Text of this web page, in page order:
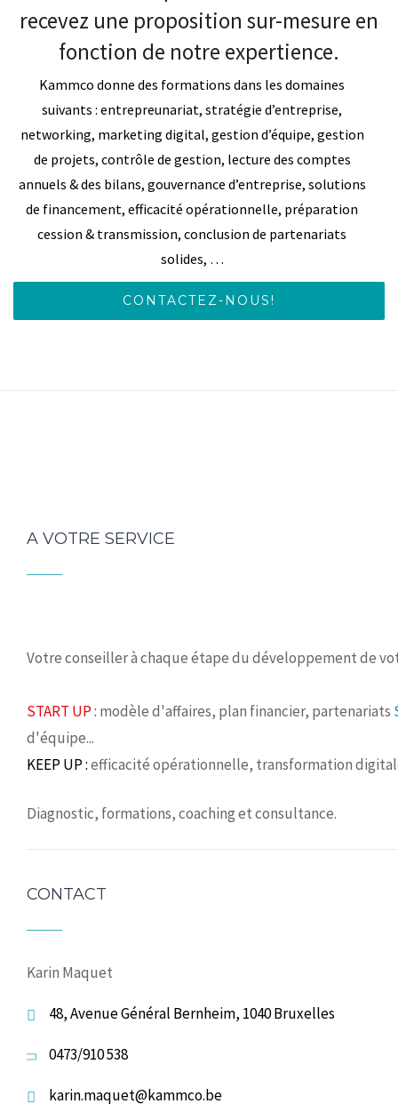
recevez une proposition sur-mesure en
fonction de notre expertience.
Kammco donne des formations dans les domaines
suivants : entrepreunariat, stratégie d’entreprise,
networking, marketing digital, gestion d’équipe, gestion
de projets, contrôle de gestion, lecture des comptes
annuels & des bilans, gouvernance d’entreprise, solutions
de financement, efficacité opérationnelle, préparation
cession & transmission, conclusion de partenariats
solides, …
CONTACTEZ-NOUS!
A VOTRE SERVICE
Votre conseiller à chaque étape du développement de
START UP : modèle d'affaires, plan financier, partenariats
d'équipe...
KEEP UP :efficacité opérationnelle, transformation
Diagnostic, formations, coaching et consultance.
CONTACT
Karin Maquet
48, Avenue Général Bernheim, 1040 Bruxelles
0473/910 538
karin.maquet@kammco.be